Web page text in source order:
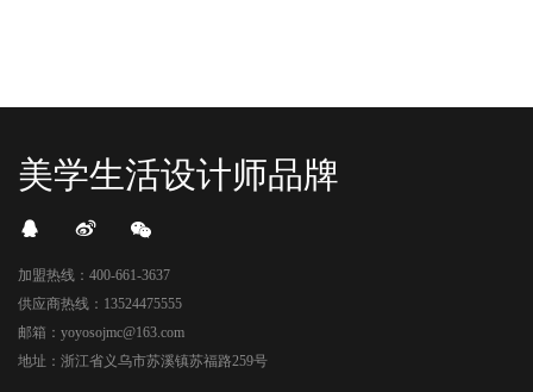
美学生活设计师品牌
加盟热线：400-661-3637
供应商热线：13524475555
邮箱：yoyosojmc@163.com
地址：浙江省义乌市苏溪镇苏福路259号